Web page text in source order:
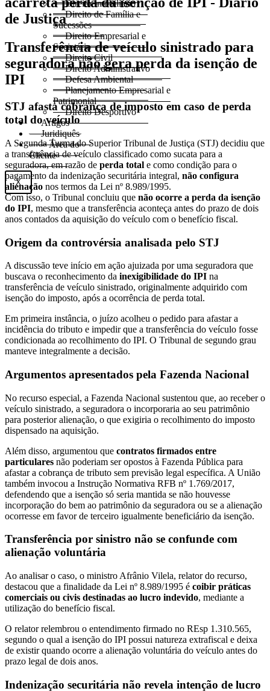
Direito Imobiliário
Direito de Família e
Sucessões
Direito Empresarial e
Societário
Direito Civil
Direito Administrativo
Defesa Ambiental
Planejamento Empresarial e
Patrimonial
Direito Desportivo
Artigos
Juridiquês
> Área do
Cliente
X
Transferência de veículo sinistrado para
seguradora não gera perda da isenção de
IPI
STJ afasta cobrança de imposto em caso de perda
total do veículo
A Segunda Turma do Superior Tribunal de Justiça (STJ) decidiu que
a transferência de veículo classificado como sucata para a
seguradora, em razão de perda total e como condição para o
pagamento da indenização securitária integral, não configura
alienação nos termos da Lei nº 8.989/1995.
Com isso, o Tribunal concluiu que não ocorre a perda da isenção
do IPI, mesmo que a transferência aconteça antes do prazo de dois
anos contados da aquisição do veículo com o benefício fiscal.
Origem da controvérsia analisada pelo STJ
A discussão teve início em ação ajuizada por uma seguradora que
buscava o reconhecimento da inexigibilidade do IPI na
transferência de veículo sinistrado, originalmente adquirido com
isenção do imposto, após a ocorrência de perda total.
Em primeira instância, o juízo acolheu o pedido para afastar a
incidência do tributo e impedir que a transferência do veículo fosse
condicionada ao recolhimento do IPI. O Tribunal de segundo grau
manteve integralmente a decisão.
Argumentos apresentados pela Fazenda Nacional
No recurso especial, a Fazenda Nacional sustentou que, ao receber o
veículo sinistrado, a seguradora o incorporaria ao seu patrimônio
para posterior alienação, o que exigiria o recolhimento do imposto
dispensado na aquisição.
Além disso, argumentou que contratos firmados entre
particulares não poderiam ser opostos à Fazenda Pública para
afastar a cobrança de tributo sem previsão legal específica. A União
também invocou a Instrução Normativa RFB nº 1.769/2017,
defendendo que a isenção só seria mantida se não houvesse
incorporação do bem ao patrimônio da seguradora ou se a alienação
ocorresse em favor de terceiro igualmente beneficiário da isenção.
Transferência por sinistro não se confunde com
alienação voluntária
Ao analisar o caso, o ministro Afrânio Vilela, relator do recurso,
destacou que a finalidade da Lei nº 8.989/1995 é coibir práticas
comerciais ou civis destinadas ao lucro indevido, mediante a
utilização do benefício fiscal.
O relator relembrou o entendimento firmado no REsp 1.310.565,
segundo o qual a isenção do IPI possui natureza extrafiscal e deixa
de existir quando ocorre a alienação voluntária do veículo antes do
prazo legal de dois anos.
Indenização securitária não revela intenção de lucro